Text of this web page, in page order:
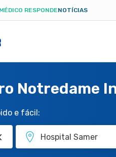
MÉDICO RESPONDENOTÍCIAS
Notredame
e fácil: